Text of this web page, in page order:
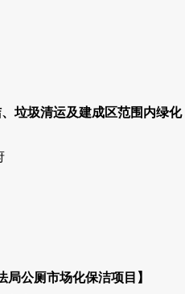
垃圾清运及建成区范围内绿化
公厕市场化保洁项目】